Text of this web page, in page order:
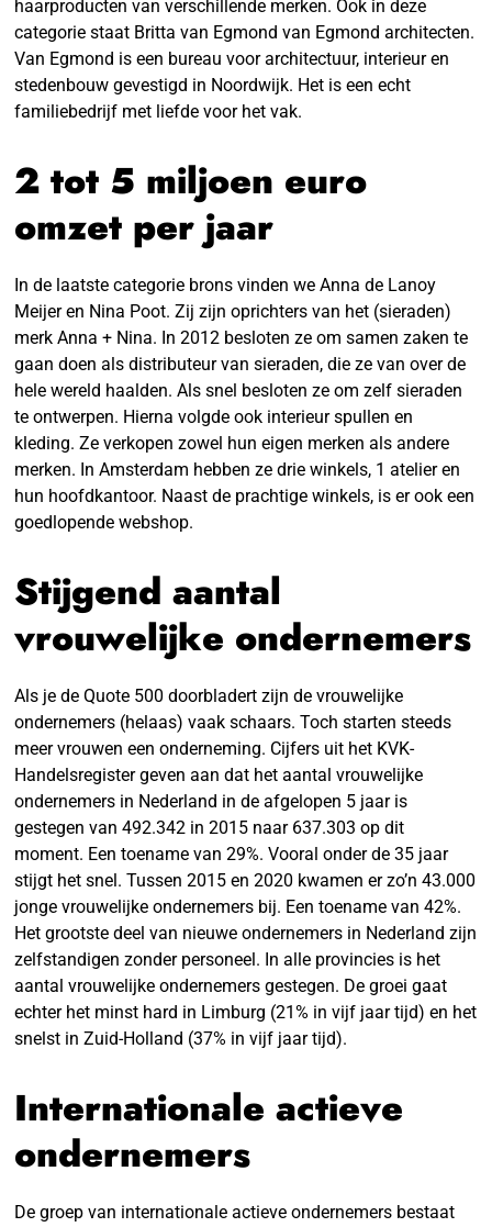
haarproducten van verschillende merken. Ook in deze
categorie staat Britta van Egmond van Egmond architecten.
Van Egmond is een bureau voor architectuur, interieur en
stedenbouw gevestigd in Noordwijk. Het is een echt
familiebedrijf met liefde voor het vak.
2 tot 5 miljoen euro
omzet per jaar
In de laatste categorie brons vinden we Anna de Lanoy
Meijer en Nina Poot. Zij zijn oprichters van het (sieraden)
merk Anna + Nina. In 2012 besloten ze om samen zaken te
gaan doen als distributeur van sieraden, die ze van over de
hele wereld haalden. Als snel besloten ze om zelf sieraden
te ontwerpen. Hierna volgde ook interieur spullen en
kleding. Ze verkopen zowel hun eigen merken als andere
merken. In Amsterdam hebben ze drie winkels, 1 atelier en
hun hoofdkantoor. Naast de prachtige winkels, is er ook een
goedlopende webshop.
Stijgend aantal
vrouwelijke ondernemers
Als je de Quote 500 doorbladert zijn de vrouwelijke
ondernemers (helaas) vaak schaars. Toch starten steeds
meer vrouwen een onderneming. Cijfers uit het KVK-
Handelsregister geven aan dat het aantal vrouwelijke
ondernemers in Nederland in de afgelopen 5 jaar is
gestegen van 492.342 in 2015 naar 637.303 op dit
moment. Een toename van 29%. Vooral onder de 35 jaar
stijgt het snel. Tussen 2015 en 2020 kwamen er zo’n 43.000
jonge vrouwelijke ondernemers bij. Een toename van 42%.
Het grootste deel van nieuwe ondernemers in Nederland zijn
zelfstandigen zonder personeel. In alle provincies is het
aantal vrouwelijke ondernemers gestegen. De groei gaat
echter het minst hard in Limburg (21% in vijf jaar tijd) en het
snelst in Zuid-Holland (37% in vijf jaar tijd).
Internationale actieve
ondernemers
De groep van internationale actieve ondernemers bestaat